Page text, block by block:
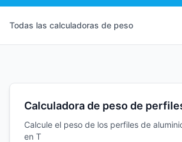
Todas las calculadoras de peso
Calculadora de peso de
Calcule el peso de los perfiles de
en T